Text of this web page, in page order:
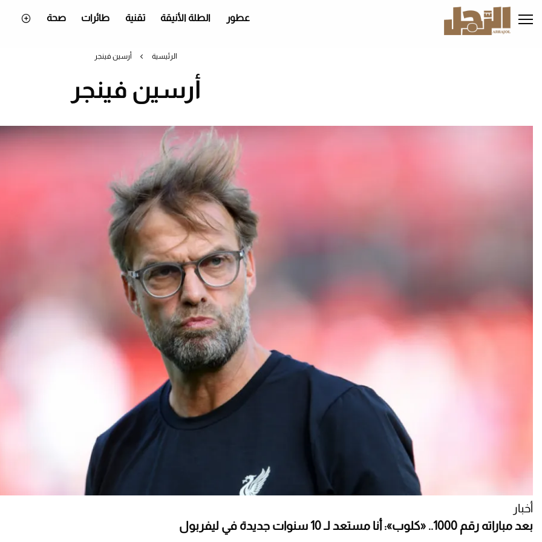
إلى
المحتوى
عطور الطلة الأنيقة تقنية طائرات صحة
الرئيسية أرسين فينجر
أرسين فينجر
أخبار
بعد مباراته رقم 1000.. «كلوب»: أنا مستعد لـ 10 سنوات جديدة في ليفربول